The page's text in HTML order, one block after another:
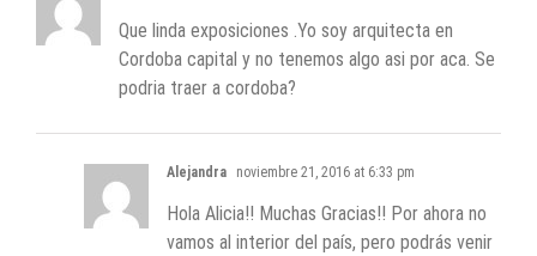
Que linda exposiciones .Yo soy arquitecta en
Cordoba capital y no tenemos algo asi por aca. Se
podria traer a cordoba?
Alejandra noviembre 21, 2016 at 6:33 pm
Hola Alicia!! Muchas Gracias!! Por ahora no
vamos al interior del país, pero podrás venir